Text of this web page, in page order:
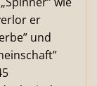
er
und